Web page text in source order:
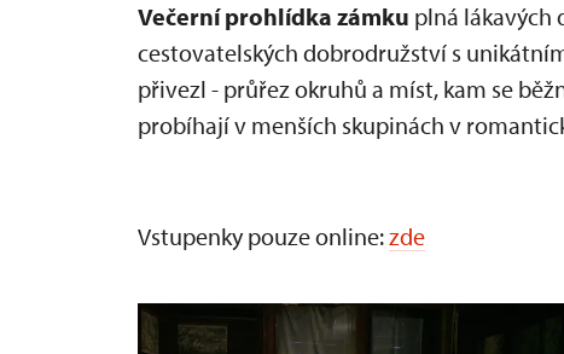
Večerní prohlídka zámku plná lákavých
cestovatelských dobrodružství s
přivezl - průřez okruhů a míst, kam se
probíhají v menších skupinách v
Vstupenky pouze online:zde